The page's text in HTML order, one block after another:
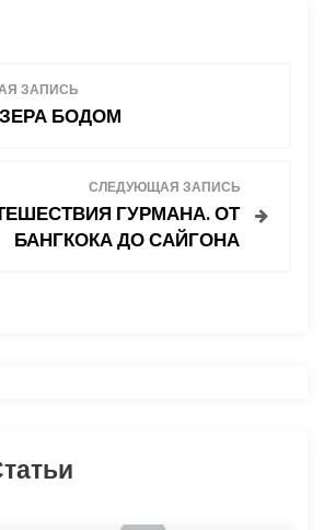
ЗАПИСЬ
БОДОМ
СЛЕДУЮЩАЯ ЗАПИСЬ
ГУРМАНА. ОТ
БАНГКОКА ДО САЙГОНА